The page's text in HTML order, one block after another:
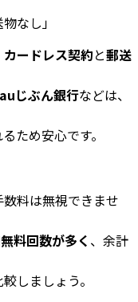
なし」
カードレス契約と郵送
じぶん銀行などは、
ため安心です。
料は無視できませ
料回数が多く 、余計
しましょう。